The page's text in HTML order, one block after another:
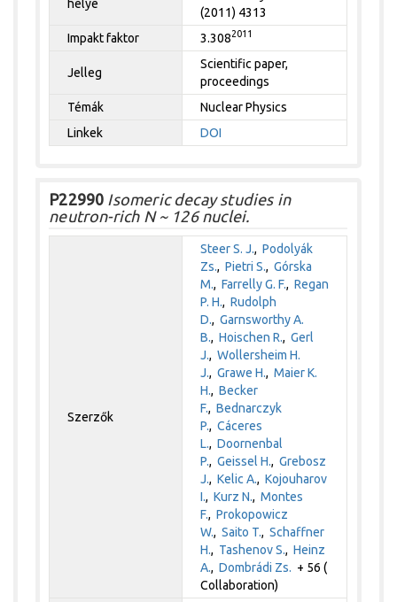
helye
(2011) 4313
Impakt faktor
3.3082011
Jelleg
Scientific paper,
proceedings
Témák
Nuclear Physics
Linkek
DOI
P22990 Isomeric decay studies in
neutron-rich N ~ 126 nuclei.
Szerzők
Steer S. J.,Podolyák
Zs.,Pietri S.,Górska
M.,Farrelly G. F.,Regan
P. H.,Rudolph
D.,Garnsworthy A.
B.,Hoischen R.,Gerl
J.,Wollersheim H.
J.,Grawe H.,Maier K.
H.,Becker
F.,Bednarczyk
P.,Cáceres
L.,Doornenbal
P.,Geissel H.,Grebosz
J.,Kelic A.,Kojouharov
I.,Kurz N.,Montes
F.,Prokopowicz
W.,Saito T.,Schaffner
H., Tashenov S.,Heinz
A.,Dombrádi Zs. + 56 (
Collaboration)